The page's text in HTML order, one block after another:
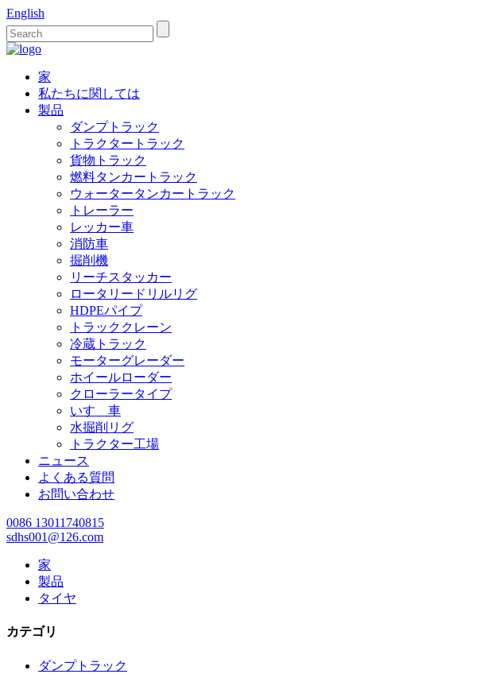
English
家
私たちに関しては
製品
ダンプトラック
トラクタートラック
貨物トラック
燃料タンカートラック
ウォータータンカートラック
トレーラー
レッカー車
消防車
掘削機
リーチスタッカー
ロータリードリルリグ
HDPEパイプ
トラッククレーン
冷蔵トラック
モーターグレーダー
ホイールローダー
クローラータイプ
いすゞ車
水掘削リグ
トラクター工場
ニュース
よくある質問
お問い合わせ
0086 13011740815
sdhs001@126.com
家
製品
タイヤ
カテゴリ
ダンプトラック